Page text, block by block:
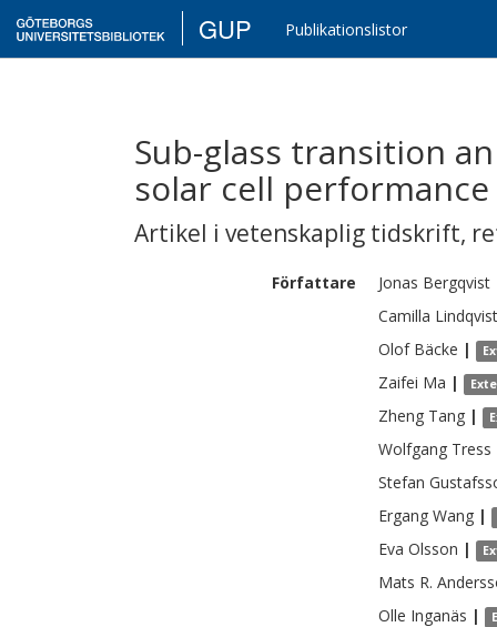
GUP Publikationslistor
Sub-glass transition
solar cell performance
Artikel i vetenskaplig tidskrift,
Författare Jonas Bergqvist
Camilla Lindqvist
Olof Bäcke |
Zaifei Ma |
Zheng Tang |
Wolfgang Tress
Stefan
Ergang Wang |
Eva Olsson |
Mats R.
Olle Inganäs |